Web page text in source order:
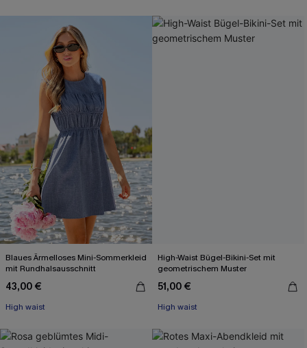
Blaues Ärmelloses Mini-Sommerkleid
mit Rundhalsausschnitt
43,00 €
High waist
High-Waist Bügel-Bikini-Set mit
geometrischem Muster
51,00 €
High waist